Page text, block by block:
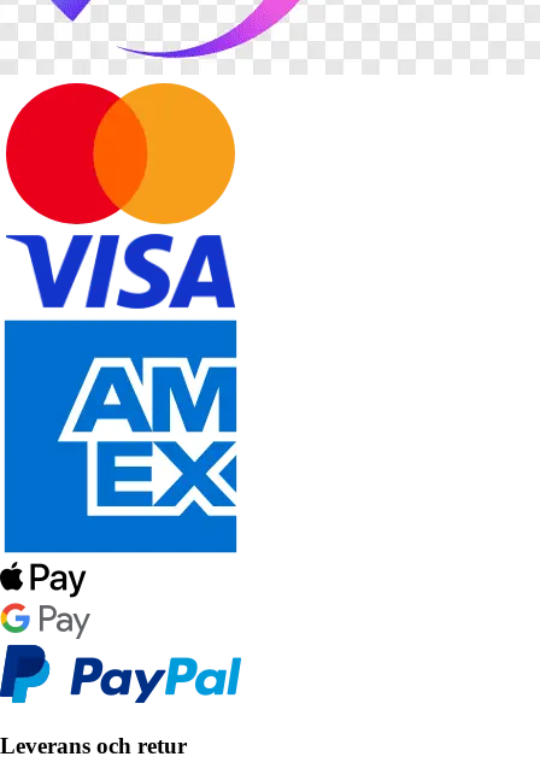
Leverans och retur